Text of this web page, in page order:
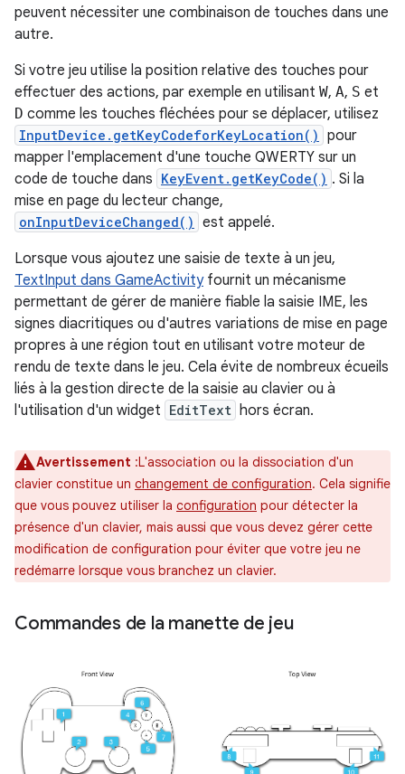
peuvent nécessiter une combinaison de touches dans une
autre.
Si votre jeu utilise la position relative des touches pour
effectuer des actions, par exemple en utilisant W, A, S et
D comme les touches fléchées pour se déplacer, utilisez
InputDevice.getKeyCodeforKeyLocation() pour
mapper l'emplacement d'une touche QWERTY sur un
code de touche dans KeyEvent.getKeyCode() . Si la
mise en page du lecteur change,
onInputDeviceChanged() est appelé.
Lorsque vous ajoutez une saisie de texte à un jeu,
TextInput dans GameActivityfournit un mécanisme
permettant de gérer de manière fiable la saisie IME, les
signes diacritiques ou d'autres variations de mise en page
propres à une région tout en utilisant votre moteur de
rendu de texte dans le jeu. Cela évite de nombreux écueils
liés à la gestion directe de la saisie au clavier ou à
l'utilisation d'un widget EditText hors écran.
Avertissement :L'association ou la dissociation d'un
clavier constitue un changement de configuration. Cela signifie
que vous pouvez utiliser la configuration pour détecter la
présence d'un clavier, mais aussi que vous devez gérer cette
modification de configuration pour éviter que votre jeu ne
redémarre lorsque vous branchez un clavier.
Commandes de la manette de jeu